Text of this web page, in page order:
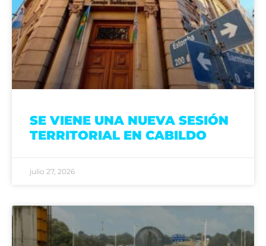
SE VIENE UNA NUEVA SESIÓN
TERRITORIAL EN CABILDO
julio 27, 2026